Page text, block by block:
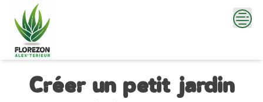
content
Créer un petit jardin